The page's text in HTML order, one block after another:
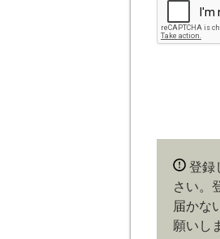
本サイ
の他金
れかに
ある場
第４条
ユーザ
会員は
更、売
および
登録
さい。
届かな
願いし